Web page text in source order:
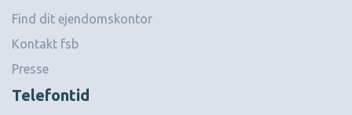
Find dit ejendomskontor
Kontakt fsb
Presse
Telefontid